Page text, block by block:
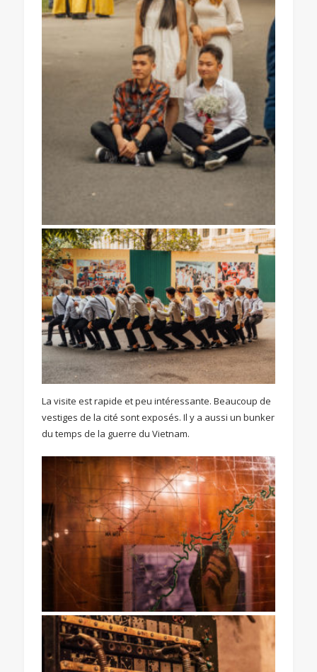
La visite est rapide et peu intéressante. Beaucoup de
vestiges de la cité sont exposés. Il y a aussi un bunker
du temps de la guerre du Vietnam.